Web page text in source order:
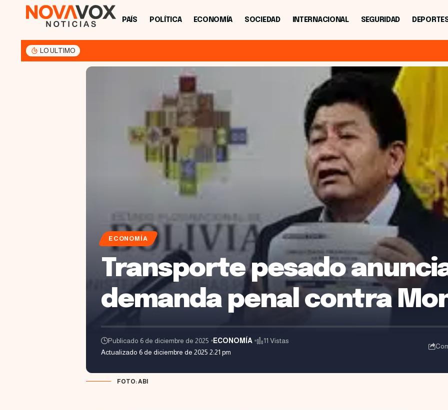
PAÍS POLÍTICA ECONOMÍA SOCIEDAD INTERNACIONAL SEGURIDAD
LO ULTIMO
ECONOMÍA
Transporte pesado
demanda penal contra
Actualizado 6 de diciembre de 2025 2:21 pm
Publicado 6 de diciembre de 2025 ECONOMÍA 11 Vistas
FOTO: ABI